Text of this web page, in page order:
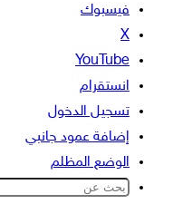
فيسبوك
‫X
‫YouTube
انستقرام
تسجيل الدخول
إضافة عمود جانبي
الوضع المظلم